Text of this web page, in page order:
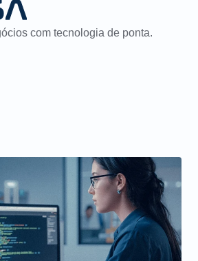
com tecnologia de ponta.